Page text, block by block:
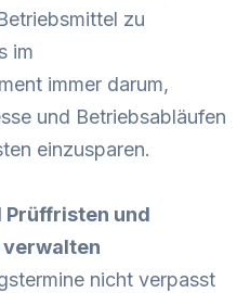
zu
im
immer darum,
und Betriebsabläufen
einzusparen.
Prüffristen und
nicht verpasst